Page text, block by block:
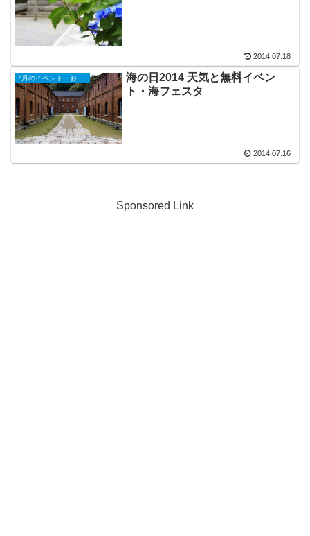
2014.07.18
海の日2014 天気と無料イベン
ト・海フェスタ
2014.07.16
Sponsored Link